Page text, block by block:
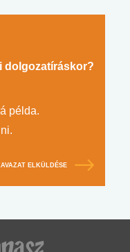
dolgozatíráskor?
példa.
ELKÜLDÉSE